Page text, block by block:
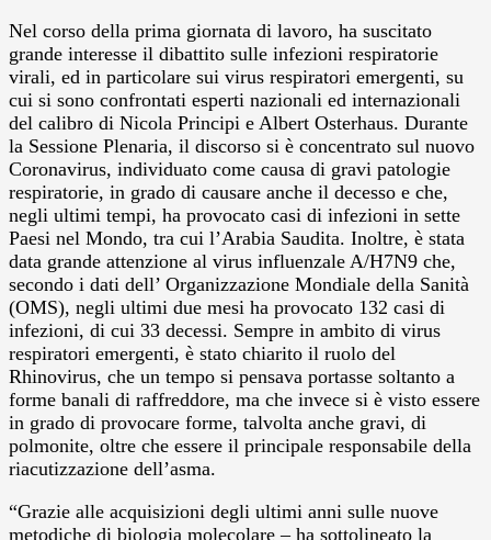
Nel corso della prima giornata di lavoro, ha suscitato
grande interesse il dibattito sulle infezioni respiratorie
virali, ed in particolare sui virus respiratori emergenti, su
cui si sono confrontati esperti nazionali ed internazionali
del calibro di Nicola Principi e Albert Osterhaus. Durante
la Sessione Plenaria, il discorso si è concentrato sul nuovo
Coronavirus, individuato come causa di gravi patologie
respiratorie, in grado di causare anche il decesso e che,
negli ultimi tempi, ha provocato casi di infezioni in sette
Paesi nel Mondo, tra cui l’Arabia Saudita. Inoltre, è stata
data grande attenzione al virus influenzale A/H7N9 che,
secondo i dati dell’ Organizzazione Mondiale della Sanità
(OMS), negli ultimi due mesi ha provocato 132 casi di
infezioni, di cui 33 decessi. Sempre in ambito di virus
respiratori emergenti, è stato chiarito il ruolo del
Rhinovirus, che un tempo si pensava portasse soltanto a
forme banali di raffreddore, ma che invece si è visto essere
in grado di provocare forme, talvolta anche gravi, di
polmonite, oltre che essere il principale responsabile della
riacutizzazione dell’asma.
“Grazie alle acquisizioni degli ultimi anni sulle nuove
metodiche di biologia molecolare – ha sottolineato la